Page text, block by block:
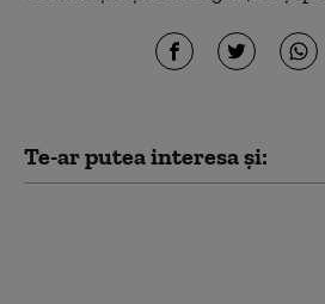
Te-ar putea interesa și: